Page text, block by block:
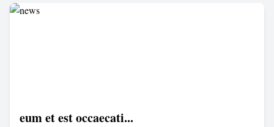
eum et est occaecati...